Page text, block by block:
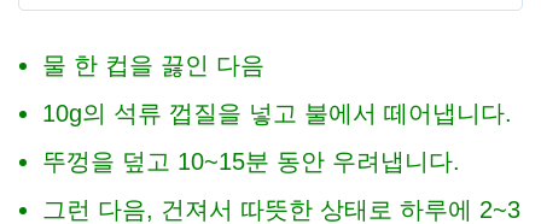
물 한 컵을 끓인 다음
10g의 석류 껍질을 넣고 불에서 떼어냅니다.
뚜껑을 덮고 10~15분 동안 우려냅니다.
그런 다음, 건져서 따뜻한 상태로 하루에 2~3